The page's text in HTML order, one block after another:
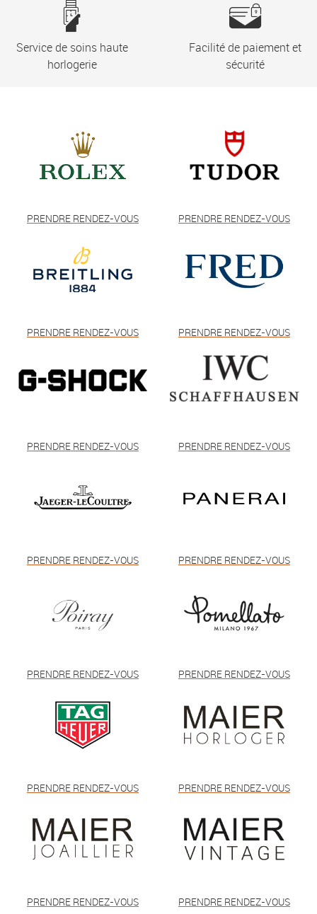
Service de soins haute
horlogerie
Facilité de paiement et
sécurité
PRENDRE RENDEZ-VOUS PRENDRE RENDEZ-VOUS
PRENDRE RENDEZ-VOUS PRENDRE RENDEZ-VOUS
PRENDRE RENDEZ-VOUS PRENDRE RENDEZ-VOUS
PRENDRE RENDEZ-VOUS PRENDRE RENDEZ-VOUS
PRENDRE RENDEZ-VOUS PRENDRE RENDEZ-VOUS
PRENDRE RENDEZ-VOUS PRENDRE RENDEZ-VOUS
PRENDRE RENDEZ-VOUS PRENDRE RENDEZ-VOUS